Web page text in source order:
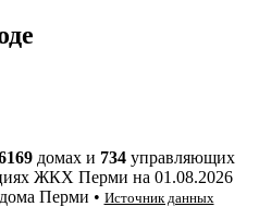
домах и 734 управляющих
ЖКХ Перми на 01.08.2026
Перми • Источник данных